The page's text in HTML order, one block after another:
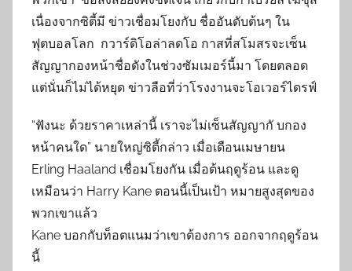
เนื่องจากซิตี้มี ข่าวเชื่อมโยงกับ ชื่ออันดับต้นๆ ใน
ฟุตบอลโลก กวาร์ดิโอล่าลดโอ กาสที่สโมสรจะเซ็น
สัญญากองหน้าชื่อดังในช่วงซัมเมอร์นี้มา โดยตลอด
แต่นั่นก็ไม่ได้หยุด ข่าวลือที่ว่าโรงงานจะโอเวอร์ไดรฟ์
“ฟังนะ ด้วยราคาเหล่านี้ เราจะไม่เซ็นสัญญากั บกอง
หน้าคนใด” นายใหญ่ซิตี้กล่าว เมื่อเดือนเมษายน
Erling Haaland เชื่อมโยงกัน เมื่อต้นฤดูร้อน และดู
เหมือนว่า Harry Kane ตอนนี้เป็นเป้า หมายสูงสุดของ
พวกเขาแล้ว
Kane บอกกับท็อตแนมว่าเขาต้องการ ออกจากฤดูร้อน
นี้